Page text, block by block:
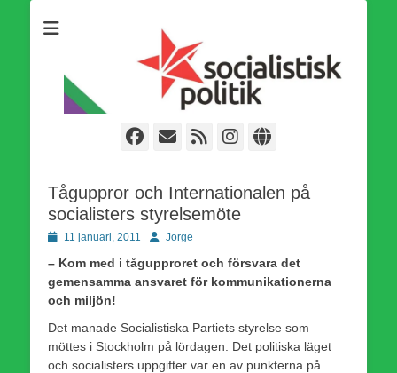
världsomfattande socialistiska Fjärde Internationalen och en viktig
tillgång i kampen för en socialistisk framtid!
Facebook
E-
Webbflöde
Instagram
Webbplats
Tåguppror och Internationalen på
socialisters styrelsemöte
Publicerad
11 januari, 2011 Författare
Jorge
– Kom med i tågupproret och försvara det
gemensamma ansvaret för kommunikationerna
och miljön!
Det manade Socialistiska Partiets styrelse som
möttes i Stockholm på lördagen. Det politiska läget
och socialisters uppgifter var en av punkterna på